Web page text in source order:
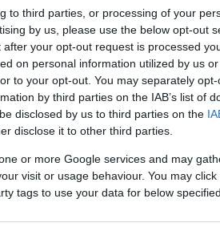
to third parties, or processing of your
by us, please use the below opt-out
your opt-out request is processed
on personal information utilized by us
to your opt-out. You may separately
by third parties on the IAB’s list of
disclosed by us to third parties on the
disclose it to other third parties.
or more Google services and may
visit or usage behaviour. You may
tags to use your data for below
kártya
különleges helyszínt
Legfontosabb hitvallásunk a
a felszolgált ételekben
bele a helyi ízekkel